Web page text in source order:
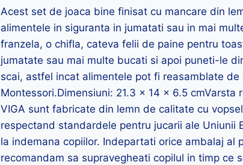
Acest set de joaca bine finisat cu mancare din
alimentele in siguranta in jumatati sau in mai
franzela, o chifla, cateva felii de paine pentru
jumatate sau mai multe bucati si apoi puneti-le
scai, astfel incat alimentele pot fi reasamblate
Montessori.Dimensiuni: 21.3 x 14 x 6.5
VIGA sunt fabricate din lemn de calitate cu
respectand standardele pentru jucarii ale Uniunii
la indemana copiilor. Indepartati orice ambalaj al
recomandam sa supravegheati copilul in timp ce